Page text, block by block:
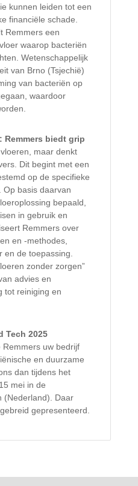
kunnen leiden tot een
financiële schade.
Remmers een
waarop bacteriën
Wetenschappelijk
van Brno (Tsjechië)
van bacteriën op
waardoor
Remmers biedt grip
maar denkt
Dit begint met een
op de specifieke
Op basis daarvan
bepaald,
in gebruik en
Remmers over
en -methodes,
en de toepassing.
zonder zorgen”
advies en
tot reiniging en
Tech 2025
uw bedrijf
en duurzame
dan tijdens het
mei in de
(Nederland). Daar
gepresenteerd.